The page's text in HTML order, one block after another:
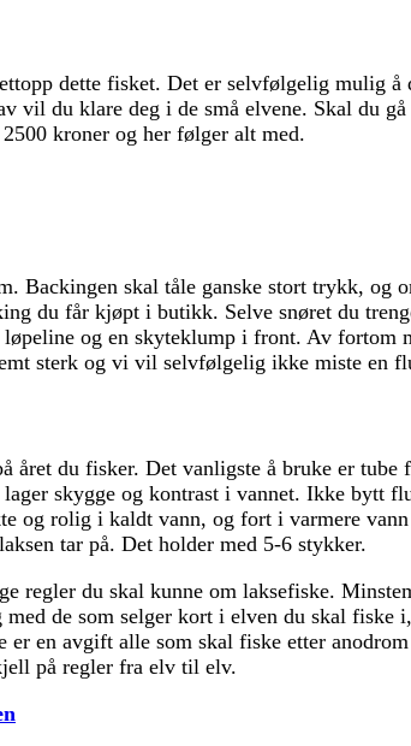
dette fisket. Det er selvfølgelig
vil du klare deg i de små elvene. Skal du
kroner og her følger alt med.
Backingen skal tåle ganske stort trykk,
du får kjøpt i butikk. Selve snøret du
løpeline og en skyteklump i front. Av
sterk og vi vil selvfølgelig ikke miste en
du fisker. Det vanligste å bruke er
skygge og kontrast i vannet. Ikke bytt
og rolig i kaldt vann, og fort i varmere
tar på. Det holder med 5-6 stykker.
regler du skal kunne om laksefiske.
de som selger kort i elven du skal
en avgift alle som skal fiske etter
på regler fra elv til elv.